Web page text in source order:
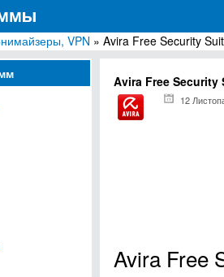
компьютерных программ для Windows
VPN » Avira Free Security
Avira Free Security
12
Avira Free